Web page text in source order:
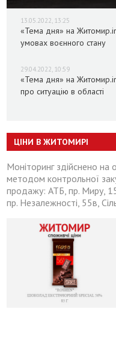
13.05.2022, 13:25
«Тема дня» на
умовах воєнного стану
29.04.2022, 10:59
«Тема дня» на
про ситуацію в області
ЦІНИ В ЖИТОМИРІ
Моніторинг здійснено на
методом контрольної
продажу: АТБ, пр. Миру,
пр. Незалежності, 55в,